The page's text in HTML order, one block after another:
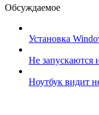
Обсуждаемое
Установка
Не запускаются
Ноутбук видит